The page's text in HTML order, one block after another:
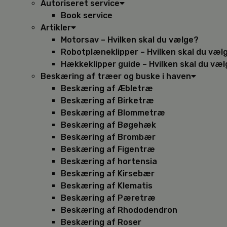
Autoriseret service
Book service
Artikler
Motorsav – Hvilken skal du vælge?
Robotplæneklipper – Hvilken skal du
Hækkeklipper guide – Hvilken skal du
Beskæring af træer og buske i haven
Beskæring af Æbletræ
Beskæring af Birketræ
Beskæring af Blommetræ
Beskæring af Bøgehæk
Beskæring af Brombær
Beskæring af Figentræ
Beskæring af hortensia
Beskæring af Kirsebær
Beskæring af Klematis
Beskæring af Pæretræ
Beskæring af Rhododendron
Beskæring af Roser